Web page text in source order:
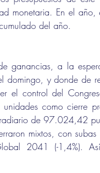
monetaria. En el año,
del año.
ganancias, a la
domingo, y donde de
el control del
como cierre
de 97.024,42
mixtos, con
2041 (-1,4%).